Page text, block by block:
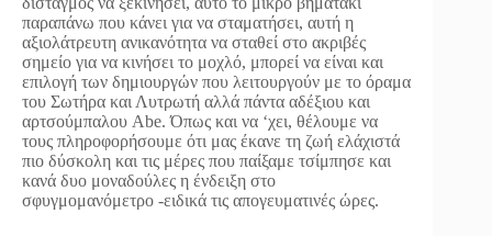
παραπάνω που κάνει για να σταματήσει, αυτή η
αξιολάτρευτη ανικανότητα να σταθεί στο ακριβές
σημείο για να κινήσει το μοχλό, μπορεί να είναι και
επιλογή των δημιουργών που λειτουργούν με το όραμα
του Σωτήρα και Λυτρωτή αλλά πάντα αδέξιου και
αρτσούμπαλου Abe. Όπως και να ‘χει, θέλουμε να
τους πληροφορήσουμε ότι μας έκανε τη ζωή ελάχιστά
πιο δύσκολη και τις μέρες που παίξαμε τσίμπησε και
κανά δυο μοναδούλες η ένδειξη στο
σφυγμομανόμετρο -ειδικά τις απογευματινές ώρες.